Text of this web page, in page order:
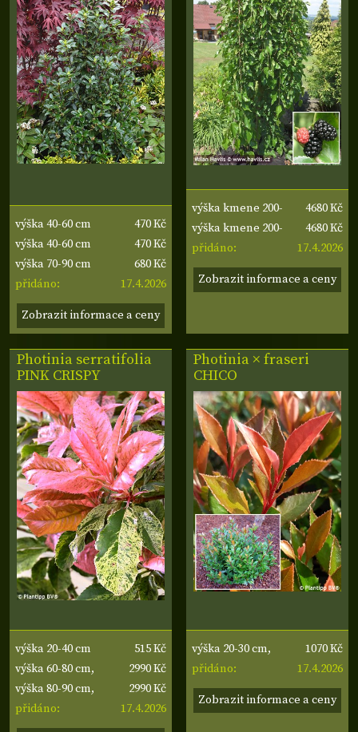
výška 40-60 cm
470 Kč
výška 40-60 cm
470 Kč
výška 70-90 cm
680 Kč
přidáno:
17.4.2026
Zobrazit informace a ceny
výška kmene 200-
210 cm
4680 Kč
výška kmene 200-
210 cm
4680 Kč
přidáno:
17.4.2026
Zobrazit informace a ceny
Photinia serratifolia
PINK CRISPY
výška 20-40 cm
515 Kč
výška 60-80 cm,
šířka 50-60 cm
2990 Kč
výška 80-90 cm,
šířka 50-60 cm
2990 Kč
přidáno:
17.4.2026
Photinia × fraseri
CHICO
výška 20-30 cm,
šířka 30-40 cm
1070 Kč
přidáno:
17.4.2026
Zobrazit informace a ceny